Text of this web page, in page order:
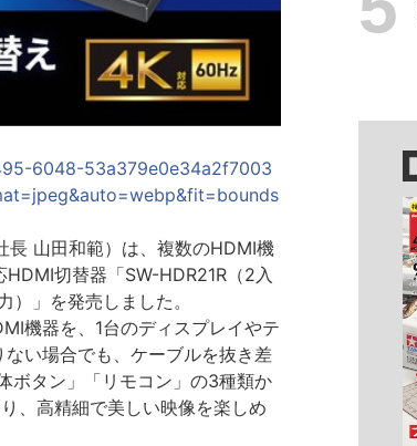
6048-53a379e0e34a2f7003
山田和範）は、複数のHDMI機
切替器「SW-HDR21R（2入
）」を発売しました。
機器を、1台のディスプレイやテ
い場合でも、ケーブルを抜き差
ボタン」「リモコン」の3種類か
、高精細で美しい映像を楽しめ